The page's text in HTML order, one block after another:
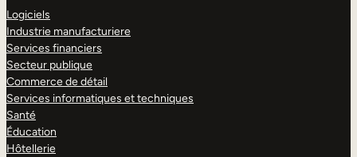
Logiciels
Industrie manufacturiere
Services financiers
Secteur publique
Commerce de détail
Services informatiques et techniques
Santé
Éducation
Hôtellerie